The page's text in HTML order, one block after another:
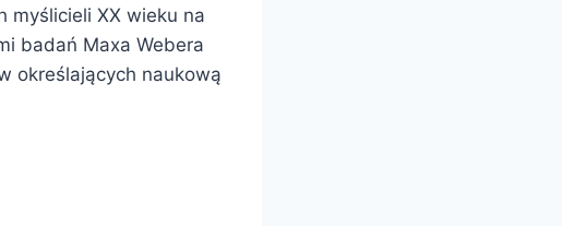
myślicieli XX wieku na
badań Maxa Webera
określających naukową